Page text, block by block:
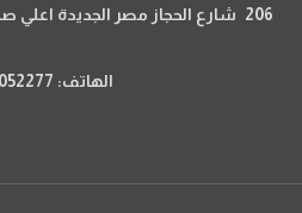
206 شارع الحجاز مصر الجديدة اعلي صيدلية ١٩٠١١ الدور التاني شقة ٥
الهاتف: 01032052277